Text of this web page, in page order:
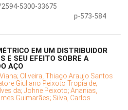
2594-5300-33675
p-573-584
EM UM DISTRIBUIDOR
E SEU EFEITO SOBRE A
AÇO
Oliveira, Thiago Araujo Santos
Giuliano Peixoto Tropia de;
da; Johne Peixoto; Ananias,
Guimarães; Silva, Carlos